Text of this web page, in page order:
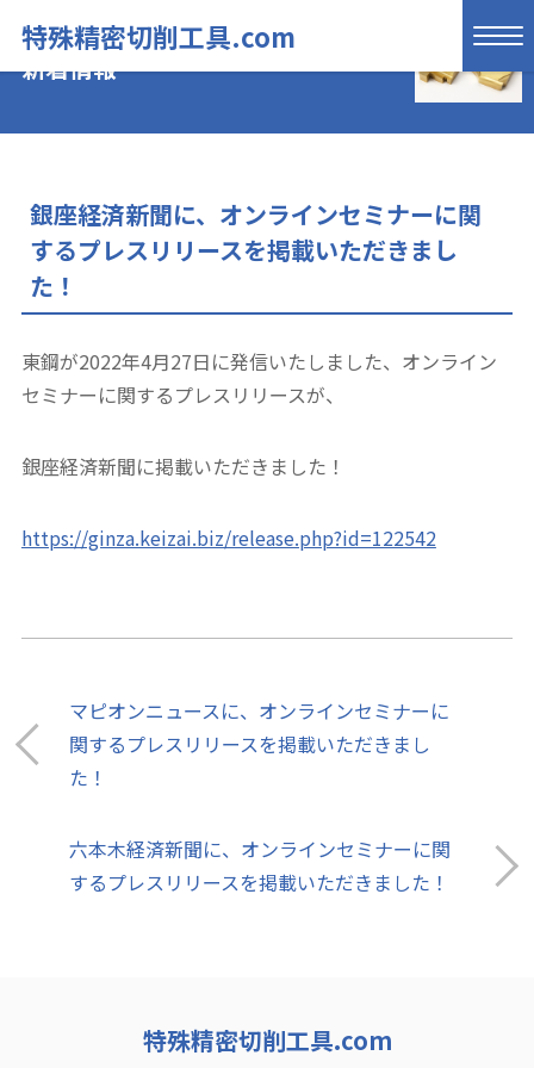
特殊精密切削工具.com
新着情報
銀座経済新聞に、オンラインセミナーに関
するプレスリリースを掲載いただきまし
た！
東鋼が2022年4月27日に発信いたしました、オンライン
セミナーに関するプレスリリースが、
銀座経済新聞に掲載いただきました！
https://ginza.keizai.biz/release.php?id=122542
マピオンニュースに、オンラインセミナーに
関するプレスリリースを掲載いただきまし
た！
六本木経済新聞に、オンラインセミナーに関
するプレスリリースを掲載いただきました！
特殊精密切削工具.com